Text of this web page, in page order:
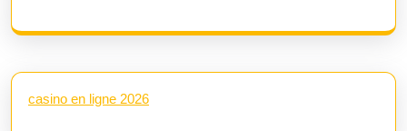
casino en ligne 2026